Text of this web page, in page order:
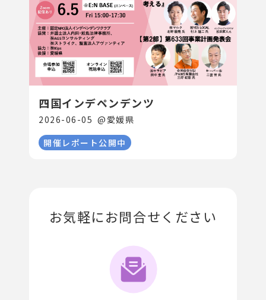
四国インデペンデンツ
2026-06-05 @ 愛媛県
開催レポート公開中
お気軽にお問合せください